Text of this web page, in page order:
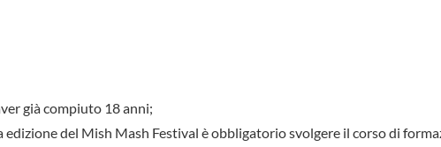
già compiuto 18 anni;
del Mish Mash Festival è obbligatorio svolgere il corso di